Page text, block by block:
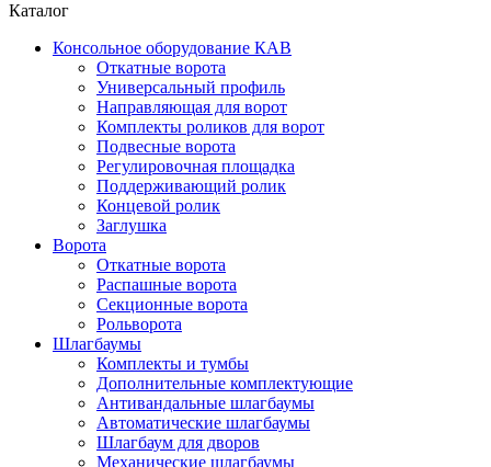
Каталог
Консольное оборудование КАВ
Откатные ворота
Универсальный профиль
Направляющая для ворот
Комплекты роликов для ворот
Подвесные ворота
Регулировочная площадка
Поддерживающий ролик
Концевой ролик
Заглушка
Ворота
Откатные ворота
Распашные ворота
Секционные ворота
Рольворота
Шлагбаумы
Комплекты и тумбы
Дополнительные комплектующие
Антивандальные шлагбаумы
Автоматические шлагбаумы
Шлагбаум для дворов
Механические шлагбаумы